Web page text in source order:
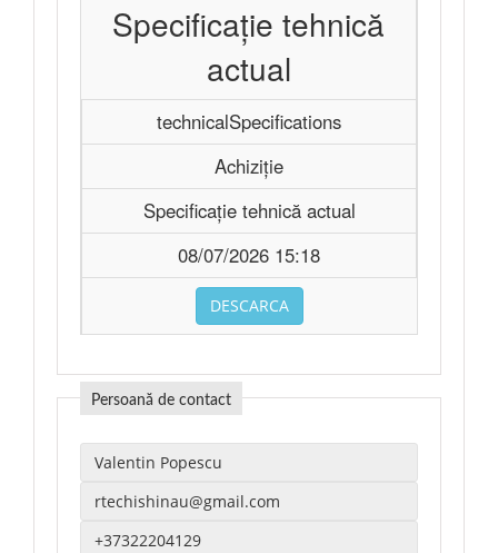
Specificație tehnică
actual
technicalSpecifications
Achiziție
Specificație tehnică actual
08/07/2026 15:18
DESCARCA
Persoană de contact